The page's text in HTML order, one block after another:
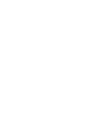
Fil
SOBRE